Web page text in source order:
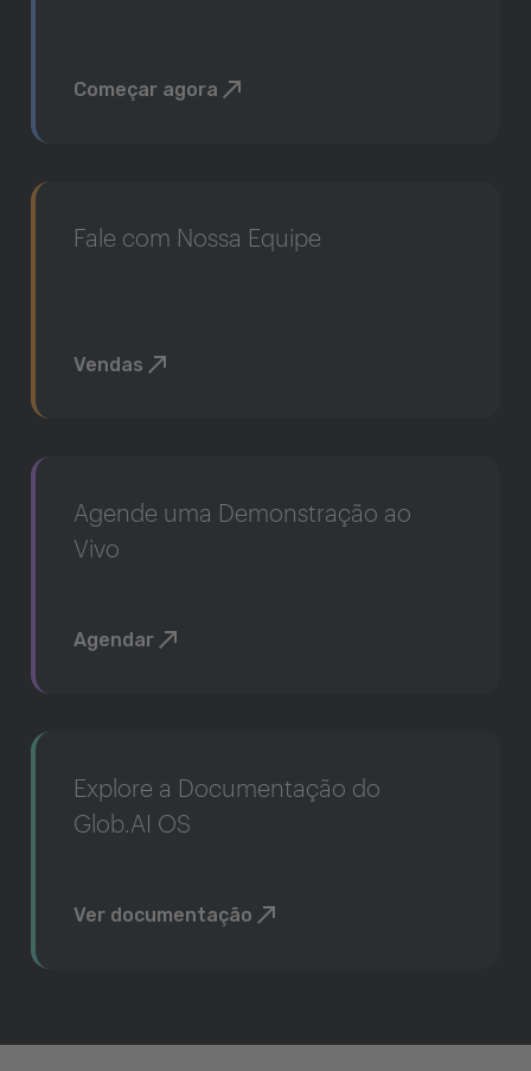
Começar agora
Fale com Nossa Equipe
Vendas
Agende uma Demonstração ao
Vivo
Agendar
Explore a Documentação do
Glob.AI OS
Ver documentação